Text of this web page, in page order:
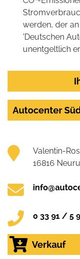
werden, der
'Deutschen
unentgeltlich
Autocenter
Valentin-
16816
0 33 91 / 5
Verkauf